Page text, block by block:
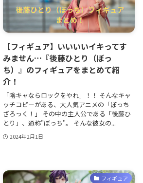
【フィギュア】いいいいイキってす
みません…『後藤ひとり（ぼっ
ち）』のフィギュアをまとめて紹
介！
「陰キャならロックをやれ」！！ そんなキャ
ッチコピーがある、大人気アニメの「ぼっち
ざろっく！」 その中の主人公である「後藤ひ
とり」、通称"ぼっち"。 そんな彼女の...
2024年2月1日
フィギュア